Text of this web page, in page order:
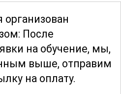
навыки,
обучения, дадут
управлять
установками,
организован
После
на обучение, мы,
выше, отправим
на оплату.